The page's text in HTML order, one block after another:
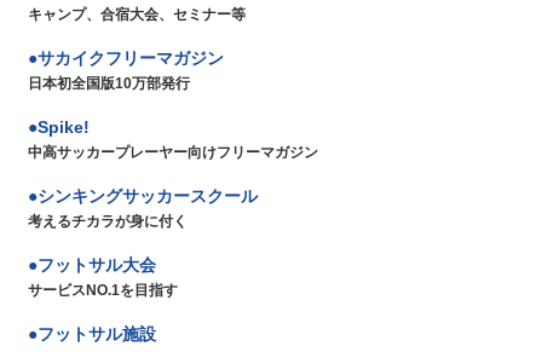
キャンプ、合宿大会、セミナー等
サカイクフリーマガジン
日本初全国版10万部発行
Spike!
中高サッカープレーヤー向けフリーマガジン
シンキングサッカースクール
考えるチカラが身に付く
フットサル大会
サービスNO.1を目指す
フットサル施設